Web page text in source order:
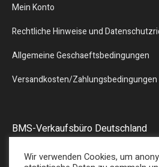
Mein Konto
Rechtliche Hinweise und
Allgemeine Geschaeftsbedingungen
Versandkosten/Zahlungsbedingungen
BMS-Verkaufsbüro Deutschland
57580 – GEBHARDSHAIN
Wir verwenden Cookies, um